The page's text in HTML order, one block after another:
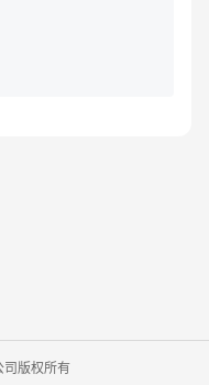
版权所有